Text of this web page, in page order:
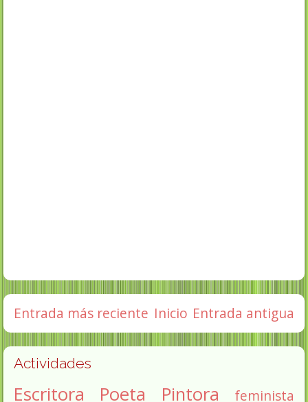
Entrada más reciente Entrada antigua
Inicio
Actividades
Escritora Poeta Pintora feminista